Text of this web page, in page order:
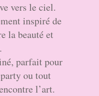
vers le ciel.
inspiré de
la beauté et
parfait pour
ou tout
l’art.